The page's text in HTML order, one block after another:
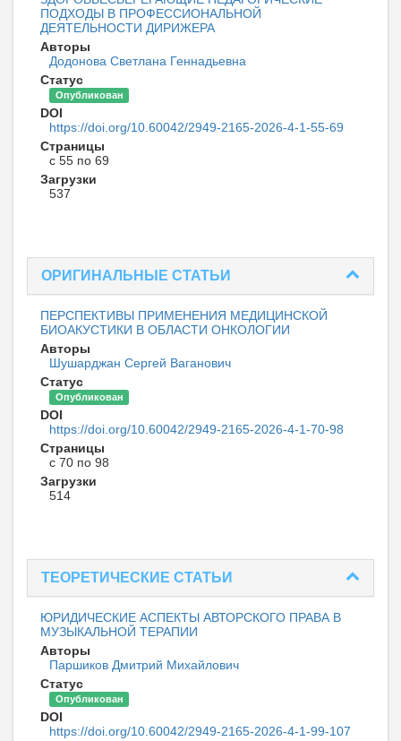
ПОДХОДЫ В ПРОФЕССИОНАЛЬНОЙ
ДЕЯТЕЛЬНОСТИ ДИРИЖЕРА
Авторы
Додонова Светлана Геннадьевна
Статус
Опубликован
DOI
https://doi.org/10.60042/2949-2165-2026-4-1-55-69
Страницы
с 55 по 69
Загрузки
537
ОРИГИНАЛЬНЫЕ СТАТЬИ
ПЕРСПЕКТИВЫ ПРИМЕНЕНИЯ МЕДИЦИНСКОЙ
БИОАКУСТИКИ В ОБЛАСТИ ОНКОЛОГИИ
Авторы
Шушарджан Сергей Ваганович
Статус
Опубликован
DOI
https://doi.org/10.60042/2949-2165-2026-4-1-70-98
Страницы
с 70 по 98
Загрузки
514
ТЕОРЕТИЧЕСКИЕ СТАТЬИ
ЮРИДИЧЕСКИЕ АСПЕКТЫ АВТОРСКОГО ПРАВА В
МУЗЫКАЛЬНОЙ ТЕРАПИИ
Авторы
Паршиков Дмитрий Михайлович
Статус
Опубликован
DOI
https://doi.org/10.60042/2949-2165-2026-4-1-99-107